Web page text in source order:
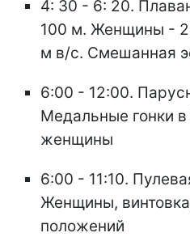
4: 30 - 6: 20.
100 м. Женщины -
м в/с. Смешанная
6:00 - 12:00.
Медальные гонки
женщины
6:00 - 11:10.
Женщины,
положений